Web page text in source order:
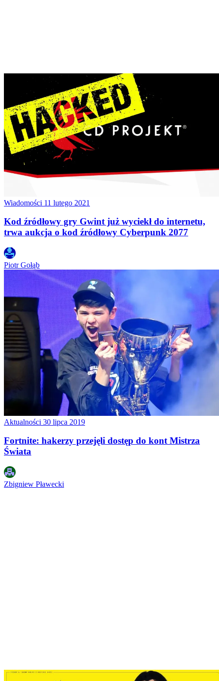
Wiadomości 11 lutego 2021
Kod źródłowy gry Gwint już wyciekł do internetu,
trwa aukcja o kod źródłowy Cyberpunk 2077
Piotr Gołąb
Aktualności 30 lipca 2019
Fortnite: hakerzy przejęli dostęp do kont Mistrza
Świata
Zbigniew Pławecki